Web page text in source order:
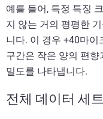
예를 들어, 특정 특징
지 않는 거의 평평한
니다. 이 경우 +40마
구간은 작은 양의 편
밀도를 나타냅니다.
전체 데이터 세트